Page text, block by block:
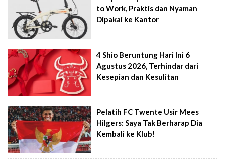
to Work, Praktis dan Nyaman
Dipakai ke Kantor
4 Shio Beruntung Hari Ini 6
Agustus 2026, Terhindar dari
Kesepian dan Kesulitan
Pelatih FC Twente Usir Mees
Hilgers: Saya Tak Berharap Dia
Kembali ke Klub!